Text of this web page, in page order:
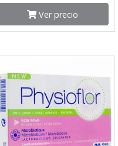
Ver precio